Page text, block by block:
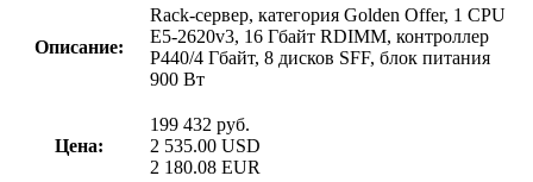
Описание:
Rack-сервер, категория Golden Offer, 1 CPU
E5-2620v3, 16 Гбайт RDIMM, контроллер
P440/4 Гбайт, 8 дисков SFF, блок питания
900 Вт
Цена:
199 432 руб.
2 535.00 USD
2 180.08 EUR